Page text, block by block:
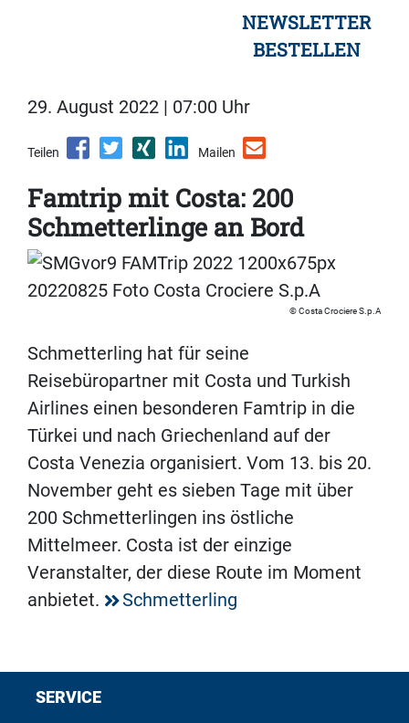
NEWSLETTER
BESTELLEN
29. August 2022 | 07:00 Uhr
Teilen Mailen
Famtrip mit Costa: 200
Schmetterlinge an Bord
Costa Crociere S.p.A
Schmetterling hat für seine
Reisebüropartner mit Costa und Turkish
Airlines einen besonderen Famtrip in die
Türkei und nach Griechenland auf der
Costa Venezia organisiert. Vom 13. bis 20.
November geht es sieben Tage mit über
200 Schmetterlingen ins östliche
Mittelmeer. Costa ist der einzige
Veranstalter, der diese Route im Moment
anbietet.
Schmetterling
SERVICE